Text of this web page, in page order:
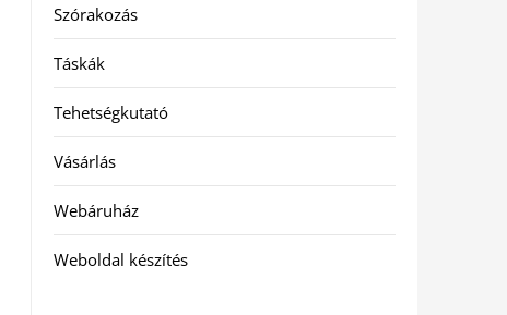
Szórakozás
Táskák
Tehetségkutató
Vásárlás
Webáruház
Weboldal készítés